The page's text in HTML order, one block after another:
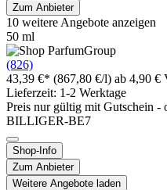
Zum Anbieter
10 weitere Angebote anzeigen
50 ml
(826)
43,39 €* (867,80 €/l) ab 4,90 €
Lieferzeit: 1-2 Werktage
Preis nur gültig mit Gutschein -
BILLIGER-BE7
Shop-Info
Zum Anbieter
Weitere Angebote laden